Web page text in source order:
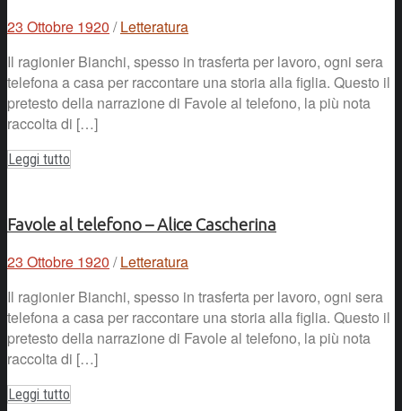
23 Ottobre 1920 / Letteratura
Il ragionier Bianchi, spesso in trasferta per lavoro, ogni sera
telefona a casa per raccontare una storia alla figlia. Questo il
pretesto della narrazione di Favole al telefono, la più nota
raccolta di […]
Leggi tutto
Favole al telefono – Alice Cascherina
23 Ottobre 1920 / Letteratura
Il ragionier Bianchi, spesso in trasferta per lavoro, ogni sera
telefona a casa per raccontare una storia alla figlia. Questo il
pretesto della narrazione di Favole al telefono, la più nota
raccolta di […]
Leggi tutto